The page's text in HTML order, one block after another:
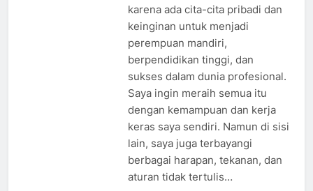
karena ada cita-cita pribadi dan
keinginan untuk menjadi
perempuan mandiri,
berpendidikan tinggi, dan
sukses dalam dunia profesional.
Saya ingin meraih semua itu
dengan kemampuan dan kerja
keras saya sendiri. Namun di sisi
lain, saya juga terbayangi
berbagai harapan, tekanan, dan
aturan tidak tertulis…